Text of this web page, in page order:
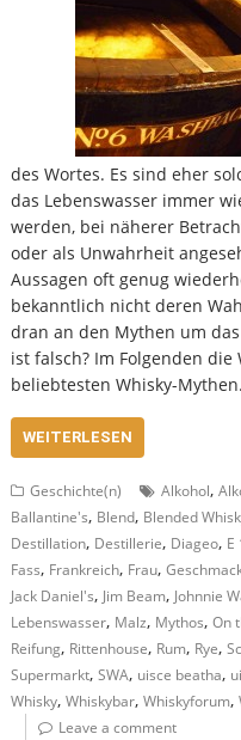
des Wortes. Es sind eher
das Lebenswasser immer
werden, bei näherer
oder als Unwahrheit
Aussagen oft genug
bekanntlich nicht deren
dran an den Mythen um
ist falsch? Im Folgenden
beliebtesten Whisky-Mythen.
WEITERLESEN
Geschichte(n) Alkohol,
Ballantine's, Blend, Blended
Destillation, Destillerie, Diageo, E
Fass, Frankreich, Frau,
Jack Daniel's, Jim Beam, Johnnie
Lebenswasser, Malz, Mythos,On
Reifung, Rittenhouse, Rum, Rye,
Supermarkt,SWA, uisce beatha,
Whisky,Whiskybar,Whiskyforum,
Leave a comment